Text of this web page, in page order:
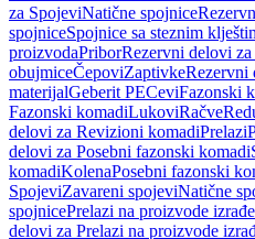
za SpojeviNatične spojnice
spojniceSpojnice sa steznim
proizvodaPriborRezervni delovi
obujmiceČepoviZaptivkeRezervni
materijalGeberit PECeviFazonski
Fazonski komadiLukoviRačve
delovi za Revizioni komadiPrelazi
delovi za Posebni fazonski komadi
komadiKolenaPosebni fazonski
SpojeviZavareni spojeviNatične
spojnicePrelazi na proizvode
delovi za Prelazi na proizvode